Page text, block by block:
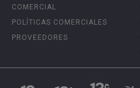
COMERCIAL
POLÍTICAS COMERCIALES
PROVEEDORES